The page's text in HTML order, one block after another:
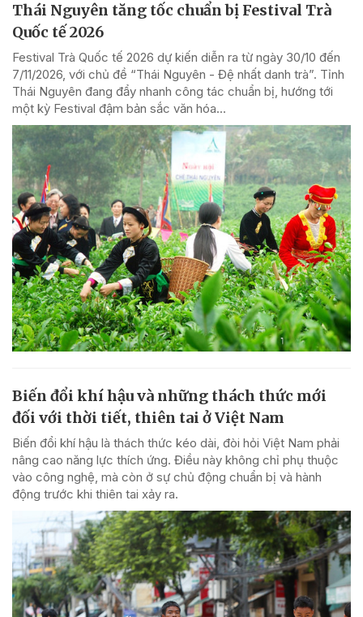
Thái Nguyên tăng tốc chuẩn bị Festival Trà
Quốc tế 2026
Festival Trà Quốc tế 2026 dự kiến diễn ra từ ngày 30/10 đến
7/11/2026, với chủ đề “Thái Nguyên - Đệ nhất danh trà”. Tỉnh
Thái Nguyên đang đẩy nhanh công tác chuẩn bị, hướng tới
một kỳ Festival đậm bản sắc văn hóa...
Biến đổi khí hậu và những thách thức mới
đối với thời tiết, thiên tai ở Việt Nam
Biến đổi khí hậu là thách thức kéo dài, đòi hỏi Việt Nam phải
nâng cao năng lực thích ứng. Điều này không chỉ phụ thuộc
vào công nghệ, mà còn ở sự chủ động chuẩn bị và hành
động trước khi thiên tai xảy ra.